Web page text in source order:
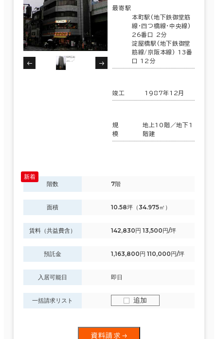
最寄駅
本町駅(地下鉄御堂筋
線･四つ橋線･中央線)
26番口 2分
淀屋橋駅(地下鉄御堂
筋線/京阪本線) 13番
口 12分
竣工 1987年12月
規
模
地上10階／地下1
階建
階数 7階
面積 10.58坪（34.975㎡）
賃料（共益費含） 142,830円 13,500円/坪
預託金 1,163,800円 110,000円/坪
入居可能日 即日
一括請求リスト 追加
資料請求